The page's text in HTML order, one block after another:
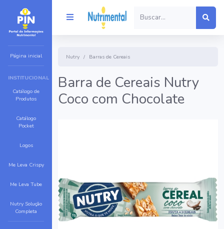
Página inicial
INSTITUCIONAL
Catálogo de
Produtos
Catálogo
Pocket
Logos
Me Leva Crispy
Me Leva Tube
Nutry Solução
Completa
Nutry Barras de Cereais
Barra de Cereais Nutry
Coco com Chocolate